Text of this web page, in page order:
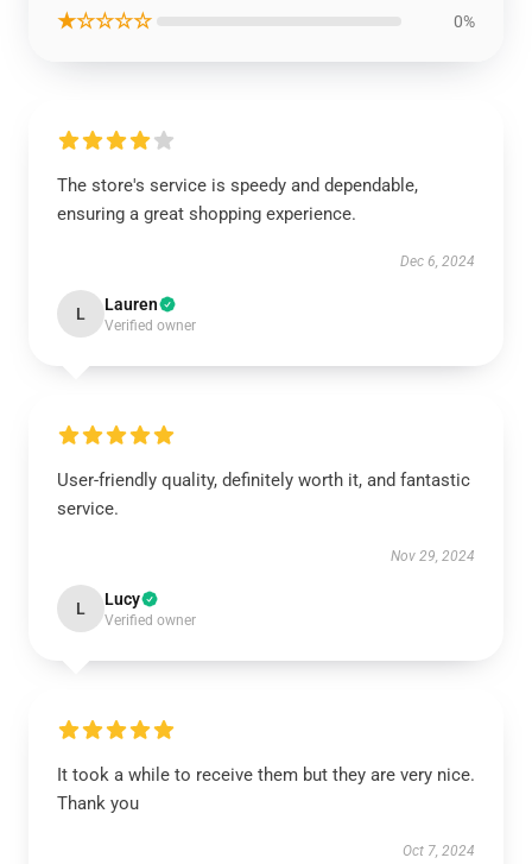
★☆☆☆☆ 0%
The store's service is speedy and dependable,
ensuring a great shopping experience.
Dec 6, 2024
L Lauren
Verified owner
User-friendly quality, definitely worth it, and fantastic
service.
Nov 29, 2024
L Lucy
Verified owner
It took a while to receive them but they are very nice.
Thank you
Oct 7, 2024